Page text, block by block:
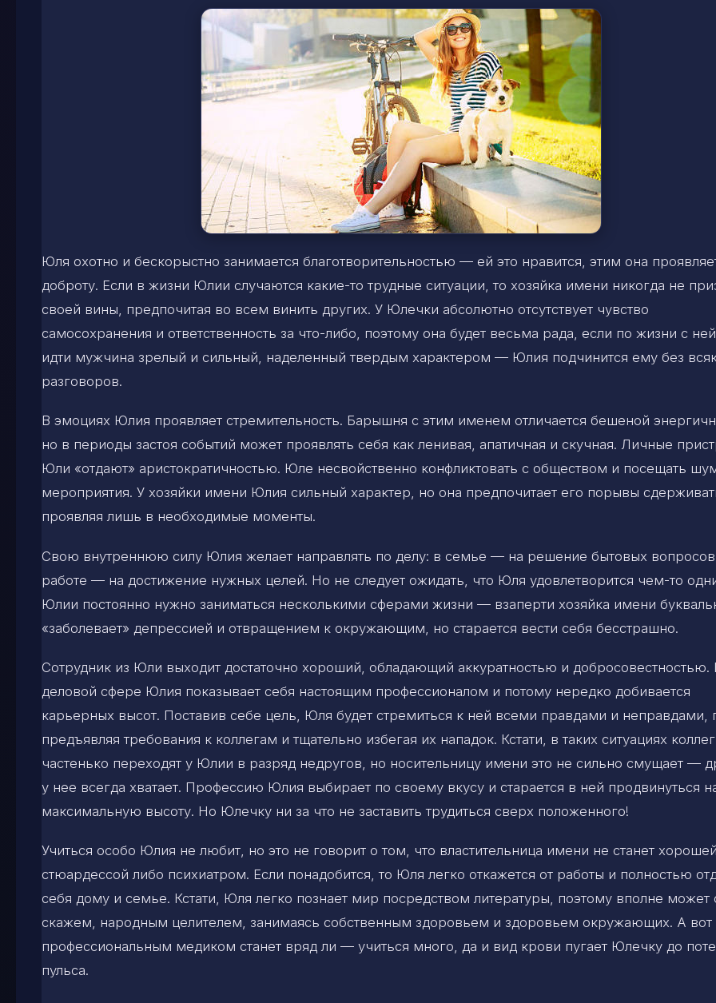
Юля охотно и бескорыстно занимается благотворительностью — ей это нравится, этим она
доброту. Если в жизни Юлии случаются какие-то трудные ситуации, то хозяйка имени никогда не
своей вины, предпочитая во всем винить других. У Юлечки абсолютно отсутствует чувство
самосохранения и ответственность за что-либо, поэтому она будет весьма рада, если по жизни с
идти мужчина зрелый и сильный, наделенный твердым характером — Юлия подчинится ему без
разговоров.
В эмоциях Юлия проявляет стремительность. Барышня с этим именем отличается бешеной
но в периоды застоя событий может проявлять себя как ленивая, апатичная и скучная. Личные
Юли «отдают» аристократичностью. Юле несвойственно конфликтовать с обществом и посещать
мероприятия. У хозяйки имени Юлия сильный характер, но она предпочитает его порывы
проявляя лишь в необходимые моменты.
Свою внутреннюю силу Юлия желает направлять по делу: в семье — на решение бытовых
работе — на достижение нужных целей. Но не следует ожидать, что Юля удовлетворится чем-то
Юлии постоянно нужно заниматься несколькими сферами жизни — взаперти хозяйка имени
«заболевает» депрессией и отвращением к окружающим, но старается вести себя бесстрашно.
Сотрудник из Юли выходит достаточно хороший, обладающий аккуратностью и добросовестностью.
деловой сфере Юлия показывает себя настоящим профессионалом и потому нередко добивается
карьерных высот. Поставив себе цель, Юля будет стремиться к ней всеми правдами и неправдами,
предъявляя требования к коллегам и тщательно избегая их нападок. Кстати, в таких ситуациях
частенько переходят у Юлии в разряд недругов, но носительницу имени это не сильно смущает —
у нее всегда хватает. Профессию Юлия выбирает по своему вкусу и старается в ней продвинуться
максимальную высоту. Но Юлечку ни за что не заставить трудиться сверх положенного!
Учиться особо Юлия не любит, но это не говорит о том, что властительница имени не станет
стюардессой либо психиатром. Если понадобится, то Юля легко откажется от работы и полностью
себя дому и семье. Кстати, Юля легко познает мир посредством литературы, поэтому вполне может
скажем, народным целителем, занимаясь собственным здоровьем и здоровьем окружающих. А вот
профессиональным медиком станет вряд ли — учиться много, да и вид крови пугает Юлечку до
пульса.